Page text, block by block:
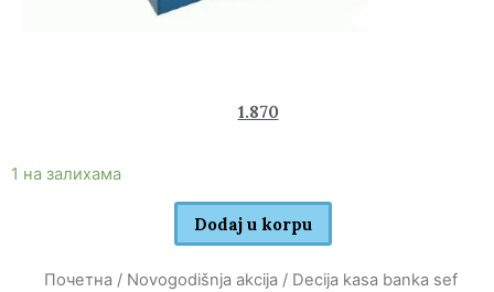
1.870
1 на залихама
Dodaj u korpu
Почетна / Novogodišnja akcija / Decija kasa banka sef